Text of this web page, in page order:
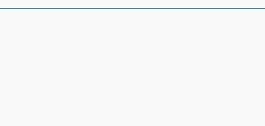
Tritt unserer Community bei! Alle Informationen findest du